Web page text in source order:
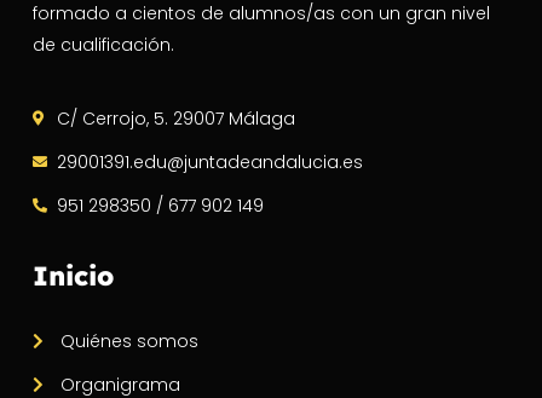
formado a cientos de alumnos/as con un gran nivel
de cualificación.
C/ Cerrojo, 5. 29007 Málaga
29001391.edu@juntadeandalucia.es
951 298350 / 677 902 149
Inicio
Quiénes somos
Organigrama